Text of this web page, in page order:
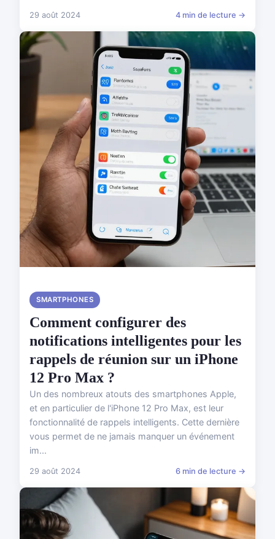
29 août 2024 4 min de lecture →
SMARTPHONES
Comment configurer des
notifications intelligentes pour les
rappels de réunion sur un iPhone
12 Pro Max ?
Un des nombreux atouts des smartphones Apple,
et en particulier de l'iPhone 12 Pro Max, est leur
fonctionnalité de rappels intelligents. Cette dernière
vous permet de ne jamais manquer un événement
im...
29 août 2024 6 min de lecture →